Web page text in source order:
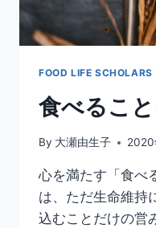
FOOD LIFE SCHOLARS
食べるこ
By 大瀬由生子 2020
心を満たす「食べ
は、ただ生命維持
込むことだけの営